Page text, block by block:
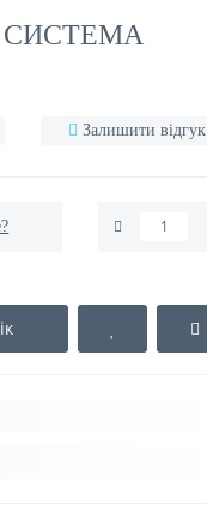
Залишити відгук